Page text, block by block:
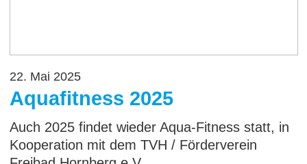
22. Mai 2025
Aquafitness 2025
Auch 2025 findet wieder Aqua-Fitness statt, in
Kooperation mit dem TVH / Förderverein